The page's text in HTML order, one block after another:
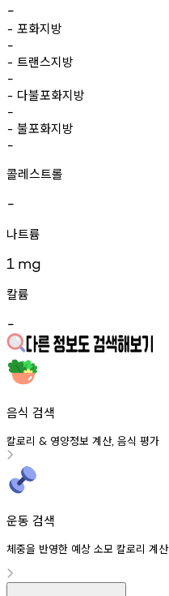
-
- 포화지방
-
- 트랜스지방
-
- 다불포화지방
-
- 불포화지방
-
콜레스트롤
-
나트륨
1 mg
칼륨
-
음식 검색
칼로리 & 영양정보 계산, 음식 평가
운동 검색
체중을 반영한 예상 소모 칼로리 계산